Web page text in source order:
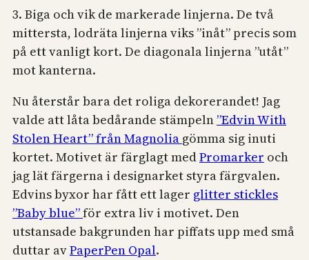
3. Biga och vik de markerade linjerna. De två
mittersta, lodräta linjerna viks ”inåt” precis som
på ett vanligt kort. De diagonala linjerna ”utåt”
mot kanterna.
Nu återstår bara det roliga dekorerandet! Jag
valde att låta bedårande stämpeln”Edvin With
Stolen Heart” från Magnolia gömma sig inuti
kortet. Motivet är färglagt medPromarker och
jag lät färgerna i designarket styra färgvalen.
Edvins byxor har fått ett lager glitter stickles
”Baby blue”för extra liv i motivet. Den
utstansade bakgrunden har piffats upp med små
duttar avPaperPen Opal.